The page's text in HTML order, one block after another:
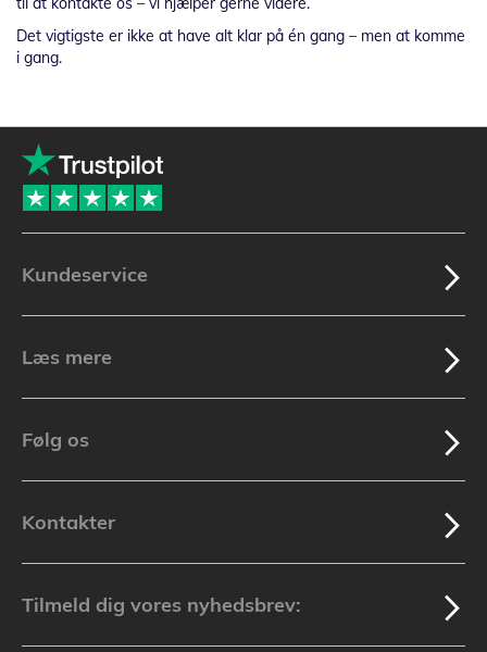
Det vigtigste er ikke at have alt klar på én gang – men at komme
i gang.
Kundeservice
Læs mere
Følg os
Kontakter
Tilmeld dig vores nyhedsbrev: